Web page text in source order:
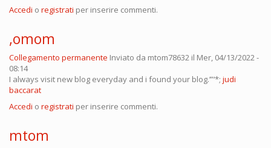
Accedi o registrati per inserire commenti.
,omom
Collegamento permanente Inviato da mtom78632 il Mer, 04/13/2022 -
08:14
I always visit new blog everyday and i found your blog.’”‘*; judi
baccarat
Accedi o registrati per inserire commenti.
mtom